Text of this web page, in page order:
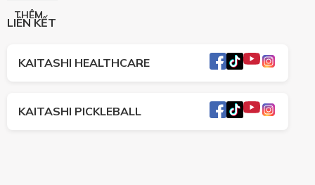
THÊM
LIÊN KẾT
KAITASHI HEALTHCARE
KAITASHI PICKLEBALL